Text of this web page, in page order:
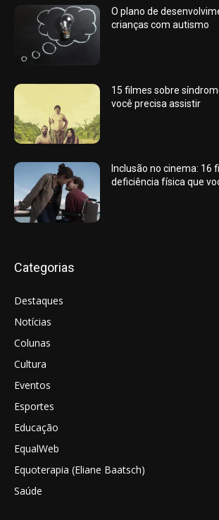
O plano de
crianças com autismo
15 filmes sobre
você precisa assistir
Inclusão no cinema: 16
deficiência física que
Categorias
Destaques
Notícias
Colunas
Cultura
Eventos
Esportes
Educação
EqualWeb
Equoterapia (Eliane Baatsch)
Saúde